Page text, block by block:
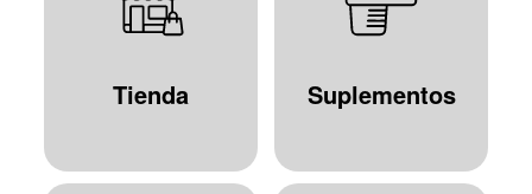
Tienda Suplementos